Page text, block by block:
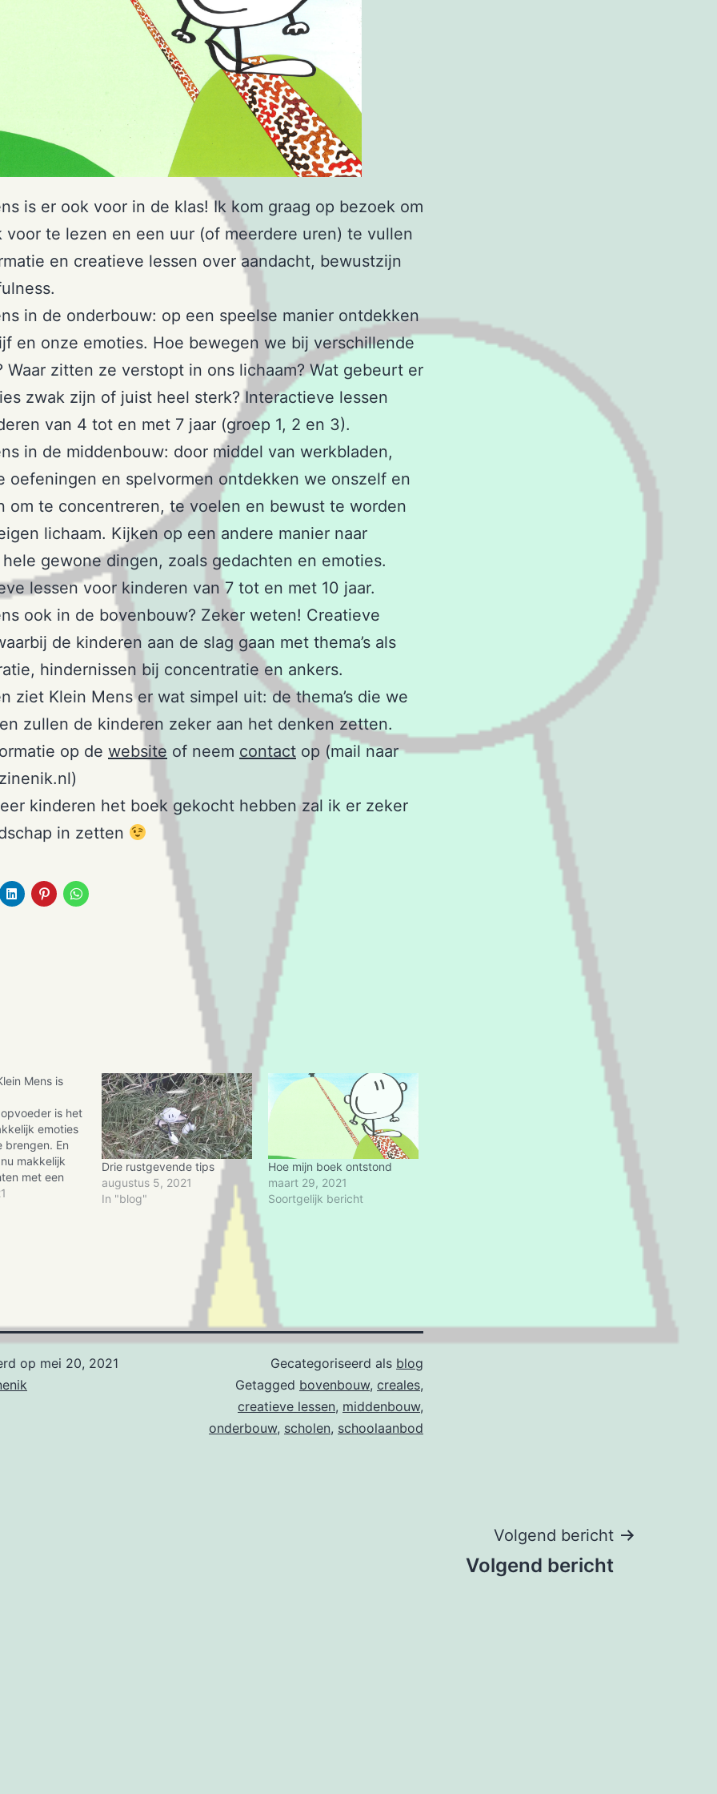
is er ook voor in de klas! Ik kom graag op bezoek om
voor te lezen en een uur (of meerdere uren) te vullen
en creatieve lessen over aandacht, bewustzijn
in de onderbouw: op een speelse manier ontdekken
en onze emoties. Hoe bewegen we bij verschillende
Waar zitten ze verstopt in ons lichaam? Wat gebeurt er
zwak zijn of juist heel sterk? Interactieve lessen
van 4 tot en met 7 jaar (groep 1, 2 en 3).
in de middenbouw: door middel van werkbladen,
oefeningen en spelvormen ontdekken we onszelf en
om te concentreren, te voelen en bewust te worden
lichaam. Kijken op een andere manier naar
gewone dingen, zoals gedachten en emoties.
lessen voor kinderen van 7 tot en met 10 jaar.
ook in de bovenbouw? Zeker weten! Creatieve
de kinderen aan de slag gaan met thema’s als
hindernissen bij concentratie en ankers.
ziet Klein Mens er wat simpel uit: de thema’s die we
zullen de kinderen zeker aan het denken zetten.
op de website of neem contact op (mail naar
kinderen het boek gekocht hebben zal ik er zeker
in zetten
Mens is
is het
emoties
brengen. En
makkelijk
met een
zijn
geven. Ieder
praat anders,
Drie rustgevende tips
augustus 5, 2021
In "blog"
Hoe mijn boek ontstond
maart 29, 2021
Soortgelijk bericht
op mei 20, 2021
Gecategoriseerd als blog
Getagged bovenbouw, creales,
creatieve lessen, middenbouw,
onderbouw, scholen, schoolaanbod
Volgend bericht
Volgend bericht